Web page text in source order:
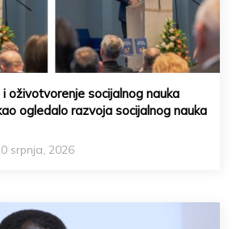
oživotvorenje socijalnog nauka
ogledalo razvoja socijalnog nauka
srpnja, 2026